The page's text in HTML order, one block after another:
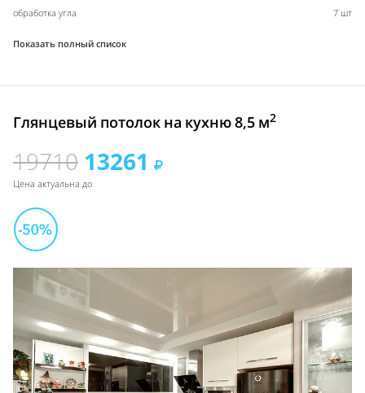
обработка угла 7 шт
Показать полный список
Глянцевый потолок на кухню 8,5 м2
19710 13261
Цена актуальна до